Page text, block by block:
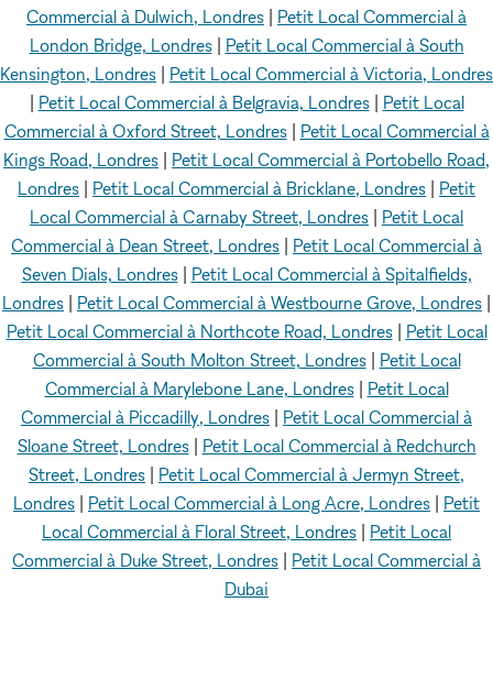
Commercial à Dulwich, Londres
Petit Local Commercial à
London Bridge, Londres| Petit Local Commercial à South
Kensington, Londres
Petit Local Commercial à Victoria, Londres
Petit Local Commercial à Belgravia, Londres| Petit Local
Commercial à Oxford Street, Londres| Petit Local Commercial à
Kings Road, Londres
Petit Local Commercial à Portobello Road,
Londres
Petit Local Commercial à Bricklane, Londres
Petit
Local Commercial à Carnaby Street, Londres
Petit Local
Commercial à Dean Street, Londres
Petit Local Commercial à
Seven Dials, Londres| Petit Local Commercial à Spitalfields,
Londres
Petit Local Commercial à Westbourne Grove, Londres
Petit Local Commercial à Northcote Road, Londres| Petit Local
Commercial à South Molton Street, Londres| Petit Local
Commercial à Marylebone Lane, Londres| Petit Local
Commercial à Piccadilly, Londres
Petit Local Commercial à
Sloane Street, Londres| Petit Local Commercial à Redchurch
Street, Londres
Petit Local Commercial à Jermyn Street,
Londres
Petit Local Commercial à Long Acre, Londres
Petit
Local Commercial à Floral Street, Londres
Petit Local
Commercial à Duke Street, Londres
Petit Local Commercial à
Dubai